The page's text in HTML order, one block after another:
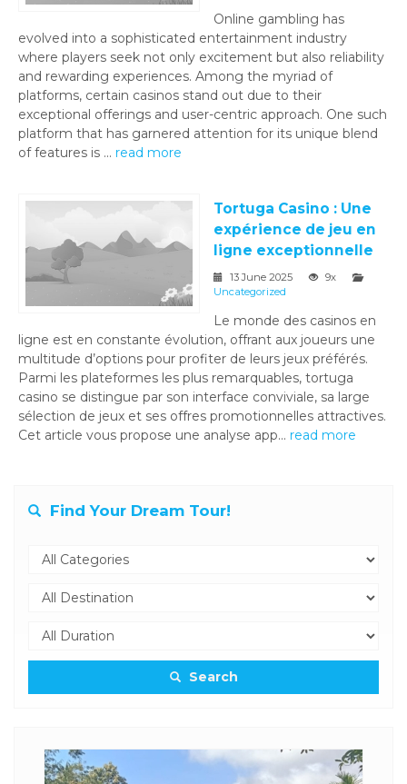
Online gambling has
evolved into a sophisticated entertainment industry
where players seek not only excitement but also reliability
and rewarding experiences. Among the myriad of
platforms, certain casinos stand out due to their
exceptional offerings and user-centric approach. One such
platform that has garnered attention for its unique blend
of features is ... read more
Tortuga Casino : Une
expérience de jeu en
ligne exceptionnelle
13 June 2025
9x
Uncategorized
Le monde des casinos en
ligne est en constante évolution, offrant aux joueurs une
multitude d’options pour profiter de leurs jeux préférés.
Parmi les plateformes les plus remarquables, tortuga
casino se distingue par son interface conviviale, sa large
sélection de jeux et ses offres promotionnelles attractives.
Cet article vous propose une analyse app... read more
Find Your Dream Tour!
Search